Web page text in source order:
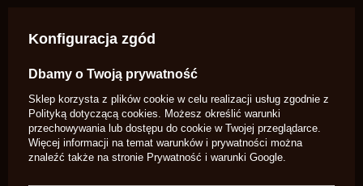
Symbol
SA959
Potrzebujesz pomocy? Masz pytania?
Zadaj pytanie a my odpowiemy
niezwłocznie, najciekawsze pytania i
odpowiedzi publikując dla innych.
Zadaj pytanie
NAPISZ SWOJĄ OPINIĘ
Konfiguracja zgód
Dbamy o Twoją prywatność
Sklep korzysta z plików cookie w celu realizacji usług zgodnie z
Polityką dotyczącą cookies. Możesz określić warunki
przechowywania lub dostępu do cookie w Twojej przeglądarce.
Więcej informacji na temat warunków i prywatności można
znaleźć także na stronie Prywatność i warunki Google.